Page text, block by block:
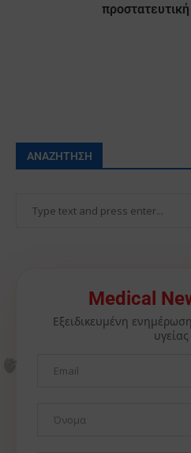
ΑΝΑΖΉΤΗΣΗ
Medical
Εξειδικευμένη
υγείας